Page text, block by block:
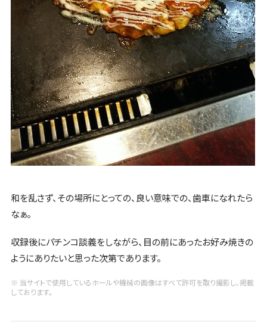
和を乱さず、その場所にとっての、良い意味での、歯車になれたら
なぁ。
収録後にパチンコ談義をしながら、目の前にあったお好み焼きの
ようにありたいと思った次第であります。
※ 当サイトで使用しているホールや機械の画像はすべて許可を取り撮影し、掲載
しております。